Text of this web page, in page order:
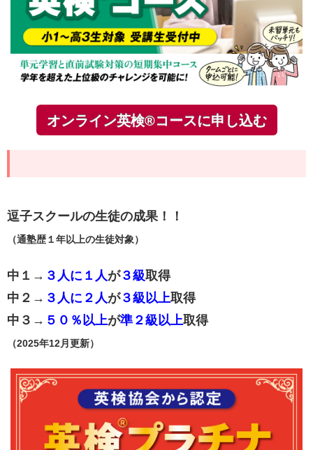
オンライン英検®コースに申し込む
逗子スクールの生徒の成果！！
（通塾歴１年以上の生徒対象）
中１→ ３人に１人が３級取得
中２→ ３人に２人が３級以上取得
中３→ ５０％以上が準２級以上取得
（2025年12月更新）